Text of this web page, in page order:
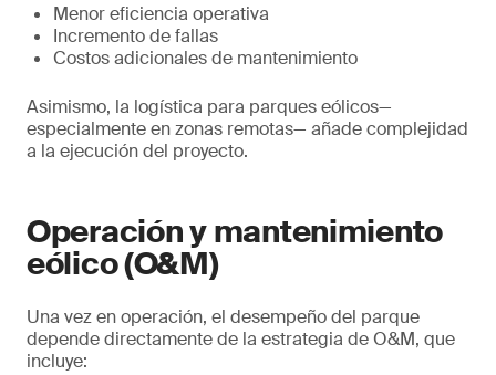
Menor eficiencia operativa
Incremento de fallas
Costos adicionales de mantenimiento
Asimismo, la logística para parques eólicos—
especialmente en zonas remotas— añade complejidad
a la ejecución del proyecto.
Operación y mantenimiento
eólico (O&M)
Una vez en operación, el desempeño del parque
depende directamente de la estrategia de O&M, que
incluye: